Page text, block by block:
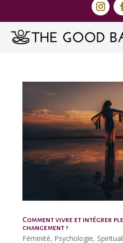
Comment vivre et intégrer
changement ?
Féminité, Psychologie,